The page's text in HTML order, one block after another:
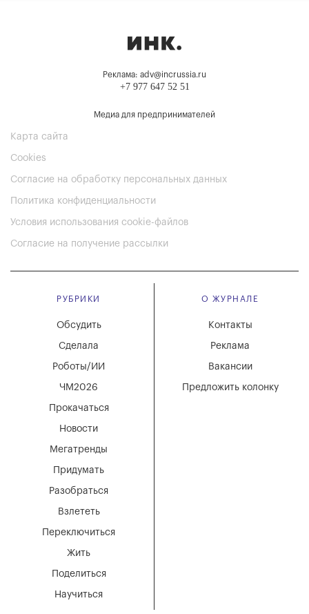
Реклама: adv@incrussia.ru
+7 977 647 52 51
Медиа для предпринимателей
Карта сайта
Cookies
Согласие на обработку персональных данных
Политика конфиденциальности
Условия использования cookie-файлов
Согласие на получение рассылки
РУБРИКИ
Мегатренды
Придумать
Разобраться
Взлететь
Новости
Переключиться
Жить
Поделиться
Научиться
Обсудить
Сделала
Роботы/ИИ
ЧМ2026
Прокачаться
О ЖУРНАЛЕ
Вакансии
Реклама
Контакты
Предложить колонку